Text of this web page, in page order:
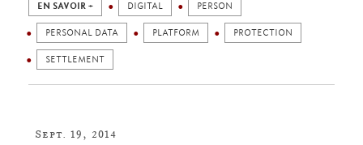
EN SAVOIR + DIGITAL PERSON
PERSONAL DATA PLATFORM PROTECTION
SETTLEMENT
Sept. 19, 2014